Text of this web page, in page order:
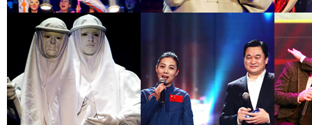
西班牙新奇節目《
表演者：羅德里格斯
熱
發
歌
演